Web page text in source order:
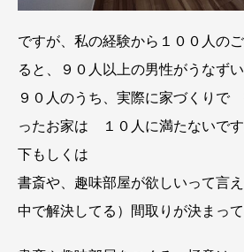
ですが、私の経験から１００人の
ると、９０人以上の男性がうなずい
９０人のうち、実際に家づくりで
ったお家は １０人に満たないで
下もしくは
書斎や、趣味部屋が欲しいって言
中で解決してる）間取りが決まって